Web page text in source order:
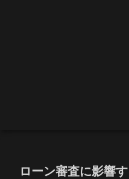
ローン審査に影響